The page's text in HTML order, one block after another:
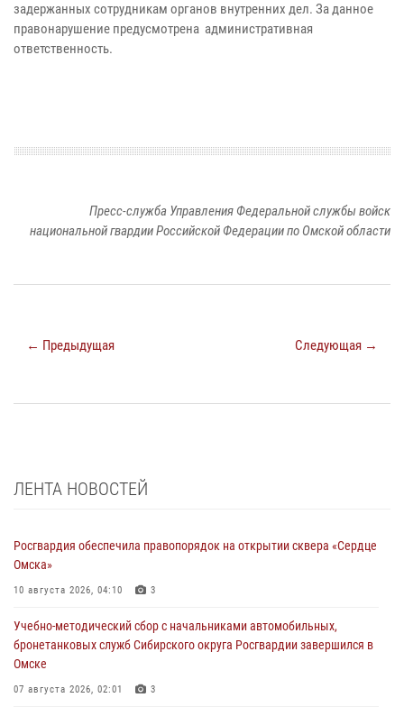
задержанных сотрудникам органов внутренних дел. За данное
правонарушение предусмотрена административная
ответственность.
Пресс-служба Управления Федеральной службы войск
национальной гвардии Российской Федерации по Омской области
← Предыдущая Следующая →
ЛЕНТА НОВОСТЕЙ
Росгвардия обеспечила правопорядок на открытии сквера «Сердце
Омска»
10 августа 2026, 04:10 3
Учебно-методический сбор с начальниками автомобильных,
бронетанковых служб Сибирского округа Росгвардии завершился в
Омске
07 августа 2026, 02:01 3